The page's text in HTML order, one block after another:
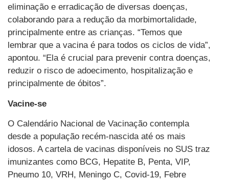
eliminação e erradicação de diversas doenças,
colaborando para a redução da morbimortalidade,
principalmente entre as crianças. “Temos que
lembrar que a vacina é para todos os ciclos de vida”,
apontou. “Ela é crucial para prevenir contra doenças,
reduzir o risco de adoecimento, hospitalização e
principalmente de óbitos”.
Vacine-se
O Calendário Nacional de Vacinação contempla
desde a população recém-nascida até os mais
idosos. A cartela de vacinas disponíveis no SUS traz
imunizantes como BCG, Hepatite B, Penta, VIP,
Pneumo 10, VRH, Meningo C, Covid-19, Febre